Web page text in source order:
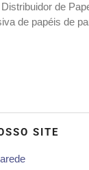
de
de papéis de
SITE